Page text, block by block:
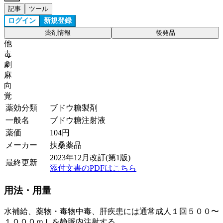
記事 ツール
ログイン 新規登録
薬剤情報 後発品
他
毒
劇
麻
向
覚
薬効分類
ブドウ糖製剤
一般名
ブドウ糖注射液
薬価
104円
メーカー
扶桑薬品
最終更新
2023年12月改訂(第1版)
添付文書のPDFはこちら
用法・用量
水補給、薬物・毒物中毒、肝疾患には通常成人１回５００〜